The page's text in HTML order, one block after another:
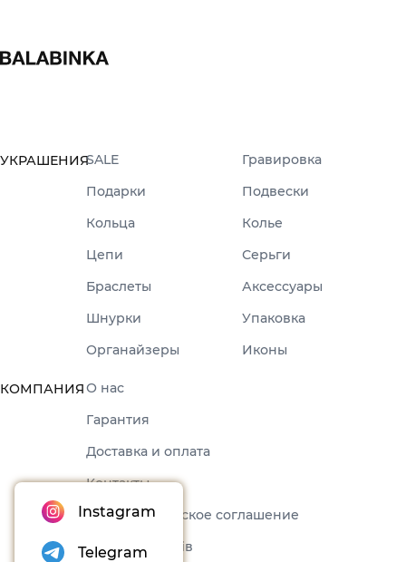
УКРАШЕНИЯSALE
Гравировка
Подарки
Подвески
Кольца
Колье
Цепи
Серьги
Браслеты
Аксессуары
Шнурки
Упаковка
Органайзеры
Иконы
КОМПАНИЯО нас
Гарантия
Доставка и оплата
Контакты
Пользовательское соглашение
Набори товарів
Instagram
Telegram